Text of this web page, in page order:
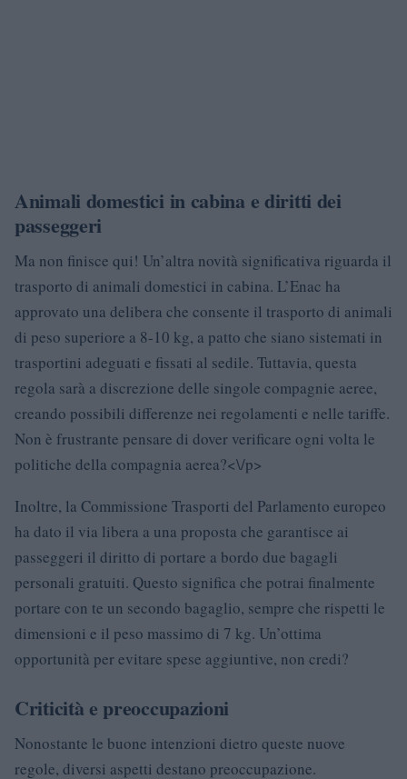
Animali domestici in cabina e diritti dei
passeggeri
Ma non finisce qui! Un’altra novità significativa riguarda il
trasporto di animali domestici in cabina. L’Enac ha
approvato una delibera che consente il trasporto di animali
di peso superiore a 8-10 kg, a patto che siano sistemati in
trasportini adeguati e fissati al sedile. Tuttavia, questa
regola sarà a discrezione delle singole compagnie aeree,
creando possibili differenze nei regolamenti e nelle tariffe.
Non è frustrante pensare di dover verificare ogni volta le
politiche della compagnia aerea?<\/p>
Inoltre, la Commissione Trasporti del Parlamento europeo
ha dato il via libera a una proposta che garantisce ai
passeggeri il diritto di portare a bordo due bagagli
personali gratuiti. Questo significa che potrai finalmente
portare con te un secondo bagaglio, sempre che rispetti le
dimensioni e il peso massimo di 7 kg. Un’ottima
opportunità per evitare spese aggiuntive, non credi?
Criticità e preoccupazioni
Nonostante le buone intenzioni dietro queste nuove
regole, diversi aspetti destano preoccupazione.